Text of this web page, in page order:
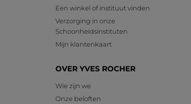
Een winkel of instituut vinden
Verzorging in onze
Schoonheidsinstituten
Mijn klantenkaart
OVER YVES ROCHER
Wie zijn we
Onze beloften